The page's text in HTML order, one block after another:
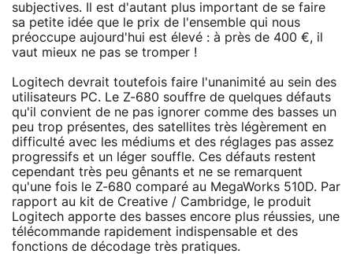
subjectives. Il est d'autant plus important de se faire
sa petite idée que le prix de l'ensemble qui nous
préoccupe aujourd'hui est élevé : à près de 400 €, il
vaut mieux ne pas se tromper !
Logitech devrait toutefois faire l'unanimité au sein des
utilisateurs PC. Le Z-680 souffre de quelques défauts
qu'il convient de ne pas ignorer comme des basses un
peu trop présentes, des satellites très légèrement en
difficulté avec les médiums et des réglages pas assez
progressifs et un léger souffle. Ces défauts restent
cependant très peu gênants et ne se remarquent
qu'une fois le Z-680 comparé au MegaWorks 510D. Par
rapport au kit de Creative / Cambridge, le produit
Logitech apporte des basses encore plus réussies, une
télécommande rapidement indispensable et des
fonctions de décodage très pratiques.